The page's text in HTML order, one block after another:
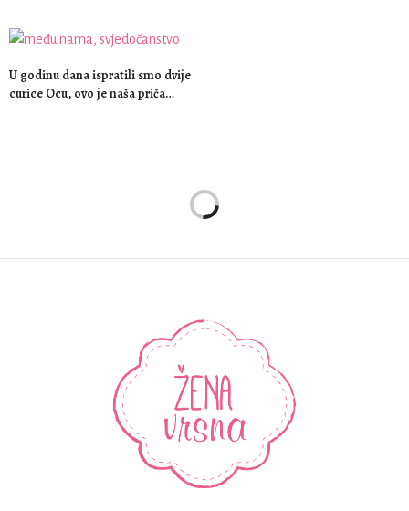
U godinu dana ispratili smo dvije
curice Ocu, ovo je naša priča…